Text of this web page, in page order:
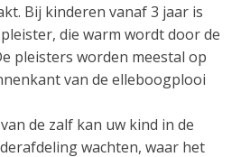
Bij kinderen vanaf 3 jaar is
die warm wordt door de
pleisters worden meestal op
van de elleboogplooi
de zalf kan uw kind in de
wachten, waar het